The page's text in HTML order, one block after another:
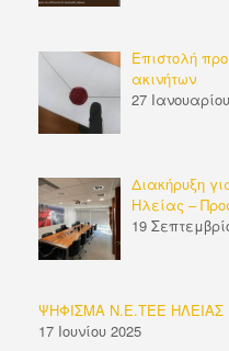
Επιστολή
ακινήτων
27
Διακήρυξη
Ηλείας –
19
ΨΗΦΙΣΜΑ Ν.Ε.ΤΕΕ ΗΛΕΙΑΣ
17 Ιουνίου 2025